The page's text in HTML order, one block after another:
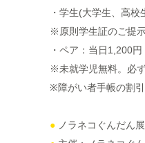
・学生(大学生、高
※原則学生証のご提
・ペア：当日1,200円
※未就学児無料。必
※障がい者手帳の割引
● ノラネコぐんだん